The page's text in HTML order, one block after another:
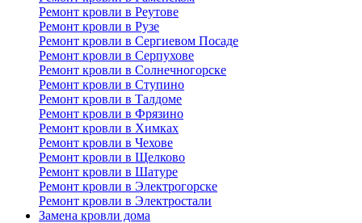
Ремонт кровли в Реутове
Ремонт кровли в Рузе
Ремонт кровли в Сергиевом Посаде
Ремонт кровли в Серпухове
Ремонт кровли в Солнечногорске
Ремонт кровли в Ступино
Ремонт кровли в Талдоме
Ремонт кровли в Фрязино
Ремонт кровли в Химках
Ремонт кровли в Чехове
Ремонт кровли в Щелково
Ремонт кровли в Шатуре
Ремонт кровли в Электрогорске
Ремонт кровли в Электростали
Замена кровли дома